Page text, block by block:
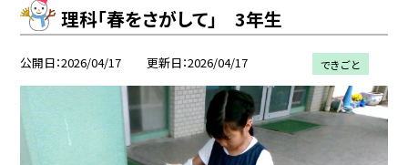
理科「春をさがして」 3年生
公開日 2026/04/17 更新日 2026/04/17 できごと